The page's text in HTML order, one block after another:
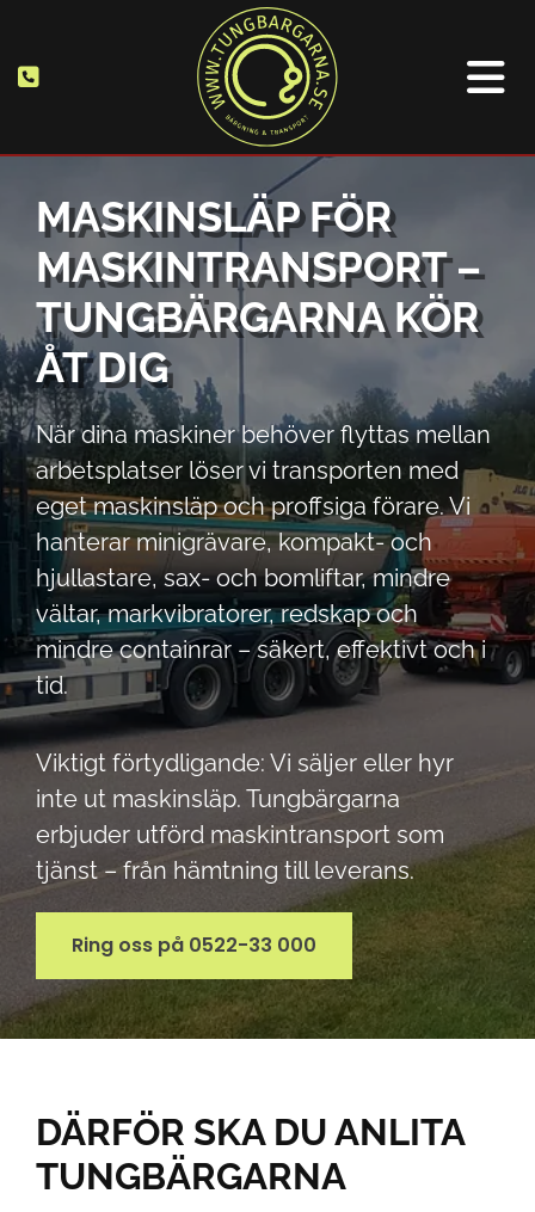

MASKINSLÄP FÖR
MASKINTRANSPORT –
TUNGBÄRGARNA KÖR
ÅT DIG
När dina maskiner behöver flyttas mellan
arbetsplatser löser vi transporten med
eget maskinsläp och proffsiga förare. Vi
hanterar minigrävare, kompakt- och
hjullastare, sax- och bomliftar, mindre
vältar, markvibratorer, redskap och
mindre containrar – säkert, effektivt och i
tid.
Viktigt förtydligande: Vi säljer eller hyr
inte ut maskinsläp. Tungbärgarna
erbjuder utförd maskintransport som
tjänst – från hämtning till leverans.
Ring oss på 0522-33 000
DÄRFÖR SKA DU ANLITA
TUNGBÄRGARNA